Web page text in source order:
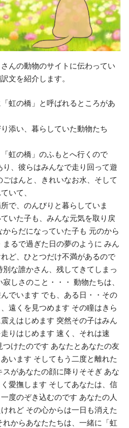
んの動物のサイトに伝わってい
文を紹介します。
虹の橋」と呼ばれるところがあ
添い、暮らしていた動物たち
虹の橋」のふもとへ行くので
、彼らはみんなで走り回って遊
はんと、きれいなお水、そして
いて、
で、のんびりと暮らしていま
いた子も、みんな元気を取り戻
らだになっていた子も 元のから
るで過ぎた日の夢のように みん
ど、ひとつだけ不満があるので
な誰かさん、残してきてしまっ
しさのこと・・・ 動物たちは、
でいます でも、ある日・・その
遠くを見つめます その瞳はきら
えはじめます 突然その子はみん
りはじめます 速く、それは速
つけたのです あなたとあなたの友
います そしてもう二度と離れた
があなたの顔に降りそそぎ あな
愛撫します そしてあなたは、信
度のぞき込むのです あなたの人
れど その心からは一日も消えた
からあなたたちは、一緒に「虹